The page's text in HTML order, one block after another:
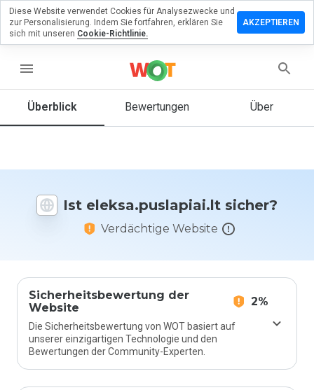
menu
Überblick Bewertungen Über
Ist eleksa.puslapiai.lt sicher?
Verdächtige Website
Sicherheitsbewertung der
Website
2%
Die Sicherheitsbewertung von WOT basiert auf
unserer einzigartigen Technologie und den
Bewertungen der Community-Experten.
Sie
Sie diese
auf einer
Skala von
1 bis 5
Diese Website verwendet Cookies für Analysezwecke und
zur Personalisierung. Indem Sie fortfahren, erklären Sie
sich mit unseren Cookie-Richtlinie.
AKZEPTIEREN